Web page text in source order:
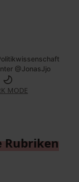
@JonasJjo
MODE
Rubriken